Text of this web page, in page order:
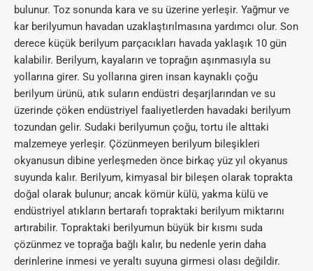
bulunur. Toz sonunda kara ve su üzerine yerleşir. Yağmur ve
kar berilyumun havadan uzaklaştırılmasına yardımcı olur. Son
derece küçük berilyum parçacıkları havada yaklaşık 10 gün
kalabilir. Berilyum, kayaların ve toprağın aşınmasıyla su
yollarına girer. Su yollarına giren insan kaynaklı çoğu
berilyum ürünü, atık suların endüstri deşarjlarından ve su
üzerinde çöken endüstriyel faaliyetlerden havadaki berilyum
tozundan gelir. Sudaki berilyumun çoğu, tortu ile alttaki
malzemeye yerleşir. Çözünmeyen berilyum bileşikleri
okyanusun dibine yerleşmeden önce birkaç yüz yıl okyanus
suyunda kalır. Berilyum, kimyasal bir bileşen olarak toprakta
doğal olarak bulunur; ancak kömür külü, yakma külü ve
endüstriyel atıkların bertarafı topraktaki berilyum miktarını
artırabilir. Topraktaki berilyumun büyük bir kısmı suda
çözünmez ve toprağa bağlı kalır, bu nedenle yerin daha
derinlerine inmesi ve yeraltı suyuna girmesi olası değildir.